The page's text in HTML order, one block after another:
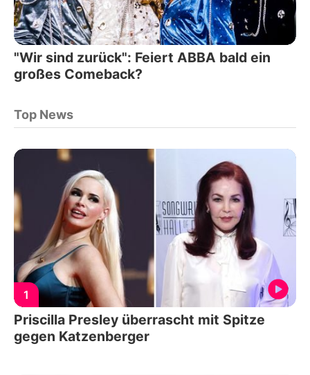
"Wir sind zurück": Feiert ABBA bald ein
großes Comeback?
Top News
1
Priscilla Presley überrascht mit Spitze
gegen Katzenberger